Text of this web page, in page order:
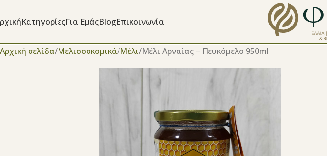
ΚατηγορίεςΓια ΕμάςBlogΕπικοινωνία
Αρχική σελίδα Μελισσοκομικά Μέλι Μέλι Αρναίας – Πευκόμελο 950ml